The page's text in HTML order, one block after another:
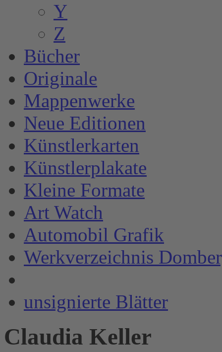
Y
Z
Bücher
Originale
Mappenwerke
Neue Editionen
Künstlerkarten
Künstlerplakate
Kleine Formate
Art Watch
Automobil Grafik
Werkverzeichnis
unsignierte Blätter
Claudia Keller